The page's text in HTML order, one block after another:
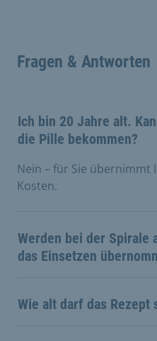
Fragen & Antworten
Ich bin 20 Jahre alt.
die Pille bekommen?
Nein – für Sie übernimmt
Kosten.
Werden bei der Spirale
das Einsetzen
Wie alt darf das Rezept